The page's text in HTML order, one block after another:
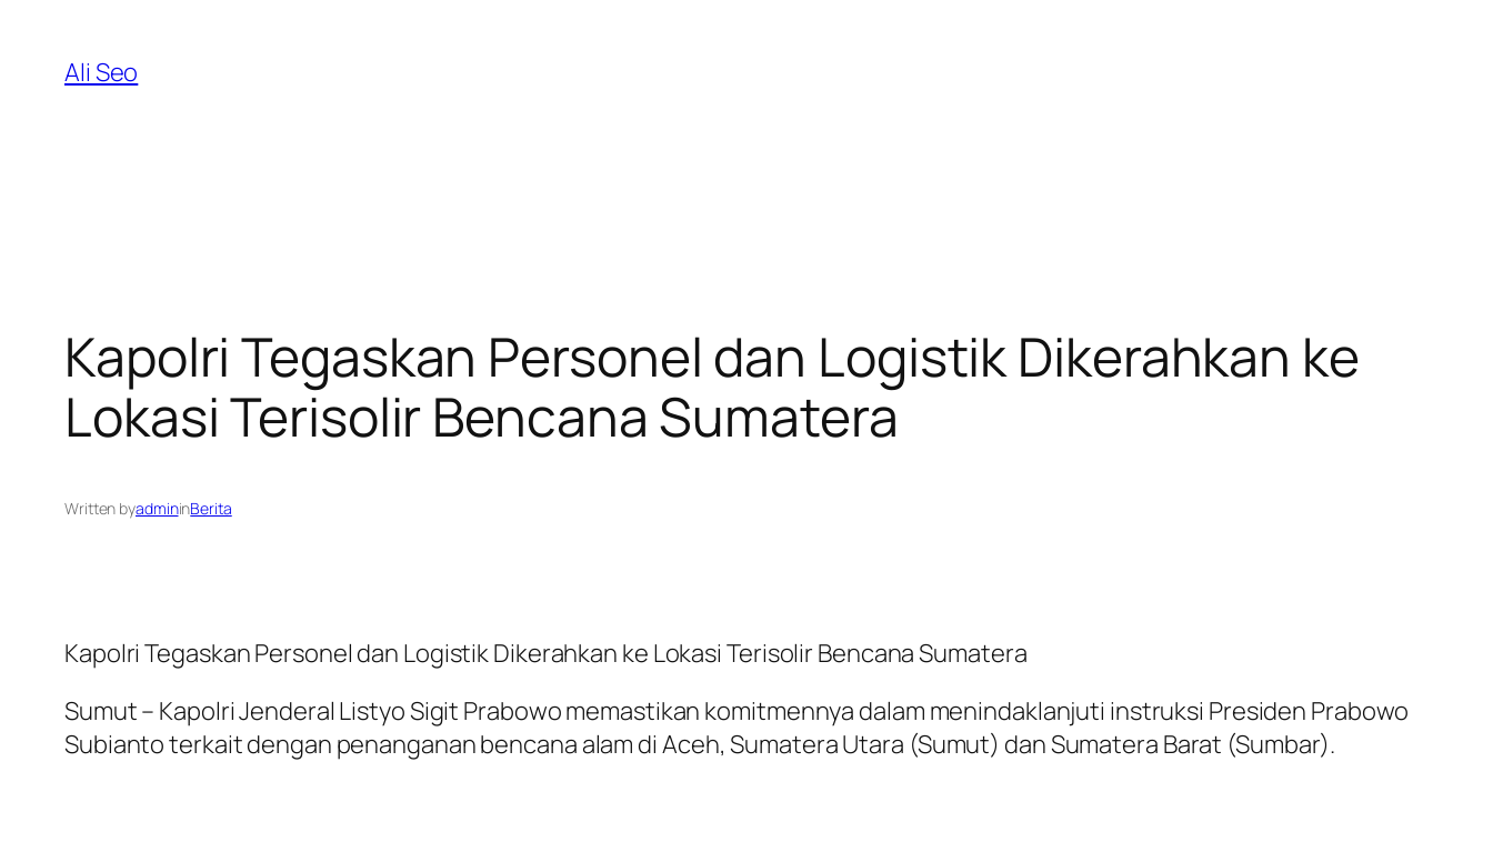
content
Ali Seo
Kapolri Tegaskan Personel dan Logistik Dikerahkan ke
Lokasi Terisolir Bencana Sumatera
Written byadmininBerita
Kapolri Tegaskan Personel dan Logistik Dikerahkan ke Lokasi Terisolir Bencana Sumatera
Sumut – Kapolri Jenderal Listyo Sigit Prabowo memastikan komitmennya dalam menindaklanjuti instruksi Presiden Prabowo
Subianto terkait dengan penanganan bencana alam di Aceh, Sumatera Utara (Sumut) dan Sumatera Barat (Sumbar).